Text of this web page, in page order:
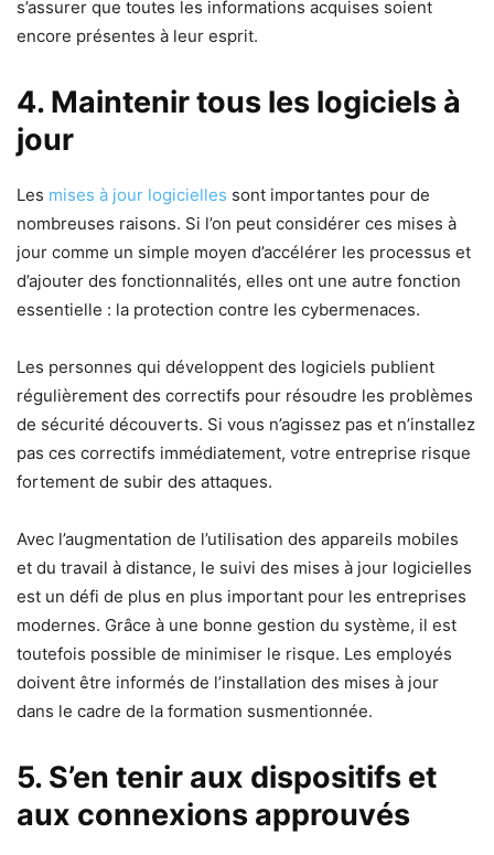
s’assurer que toutes les informations acquises soient
encore présentes à leur esprit.
4. Maintenir tous les logiciels à
jour
Les mises à jour logicielles sont importantes pour de
nombreuses raisons. Si l’on peut considérer ces mises à
jour comme un simple moyen d’accélérer les processus et
d’ajouter des fonctionnalités, elles ont une autre fonction
essentielle : la protection contre les cybermenaces.
Les personnes qui développent des logiciels publient
régulièrement des correctifs pour résoudre les problèmes
de sécurité découverts. Si vous n’agissez pas et n’installez
pas ces correctifs immédiatement, votre entreprise risque
fortement de subir des attaques.
Avec l’augmentation de l’utilisation des appareils mobiles
et du travail à distance, le suivi des mises à jour logicielles
est un défi de plus en plus important pour les entreprises
modernes. Grâce à une bonne gestion du système, il est
toutefois possible de minimiser le risque. Les employés
doivent être informés de l’installation des mises à jour
dans le cadre de la formation susmentionnée.
5. S’en tenir aux dispositifs et
aux connexions approuvés